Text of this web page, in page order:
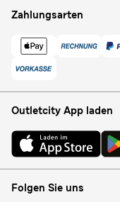
Zahlungsarten
Outletcity App laden
Folgen Sie uns